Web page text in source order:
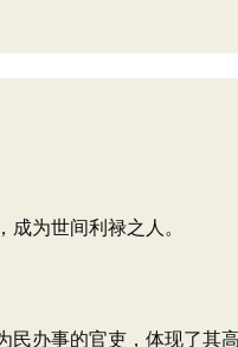
为世间利禄之人。
办事的官吏，体现了其